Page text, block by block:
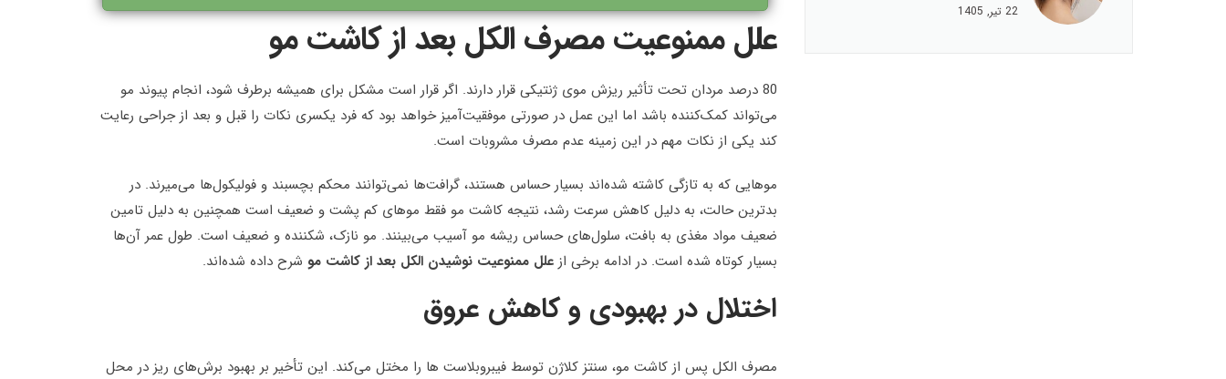
علل ممنوعیت مصرف الکل بعد از کاشت مو
80 درصد مردان تحت تأثیر ریزش موی ژنتیکی قرار دارند. اگر قرار است مشکل برای همیشه برطرف شود، انجام پیوند مو
می‌تواند کمک‌کننده باشد اما این عمل در صورتی موفقیت‌آمیز خواهد بود که فرد یکسری نکات را قبل و بعد از جراحی رعایت
کند یکی از نکات مهم در این زمینه عدم مصرف مشروبات است.
موهایی که به تازگی کاشته شده‌اند بسیار حساس هستند، گرافت‌ها نمی‌توانند محکم بچسبند و فولیکول‌ها می‌میرند. در
بدترین حالت، به دلیل کاهش سرعت رشد، نتیجه کاشت مو فقط موهای کم پشت و ضعیف است همچنین به دلیل تامین
ضعیف مواد مغذی به بافت، سلول‌های حساس ریشه مو آسیب می‌بینند. مو نازک، شکننده و ضعیف است. طول عمر آن‌ها
بسیار کوتاه شده است. در ادامه برخی از علل ممنوعیت نوشیدن الکل بعد از کاشت مو شرح داده شده‌اند.
اختلال در بهبودی و کاهش عروق
مصرف الکل پس از کاشت مو، سنتز کلاژن توسط فیبروبلاست ها را مختل می‌کند. این تأخیر بر بهبود برش‌های ریز در محل
22 تیر, 1405